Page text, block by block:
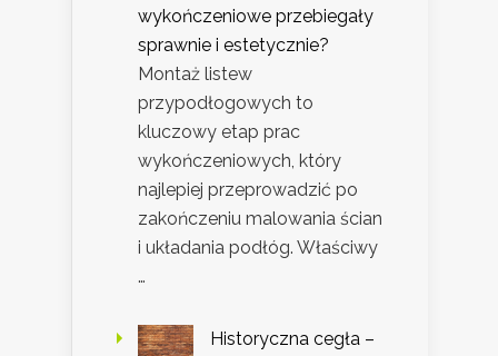
wykończeniowe przebiegały
sprawnie i estetycznie?
Montaż listew
przypodłogowych to
kluczowy etap prac
wykończeniowych, który
najlepiej przeprowadzić po
zakończeniu malowania ścian
i układania podłóg. Właściwy
…
Historyczna cegła –